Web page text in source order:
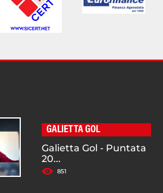
GALIETTA GOL
Galietta Gol - Puntata
20...
851